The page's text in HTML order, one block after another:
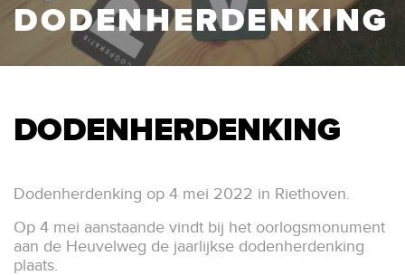
DODENHERDENKING
DODENHERDENKING
Dodenherdenking op 4 mei 2022 in Riethoven.
Op 4 mei aanstaande vindt bij het oorlogsmonument
aan de Heuvelweg de jaarlijkse dodenherdenking
plaats.